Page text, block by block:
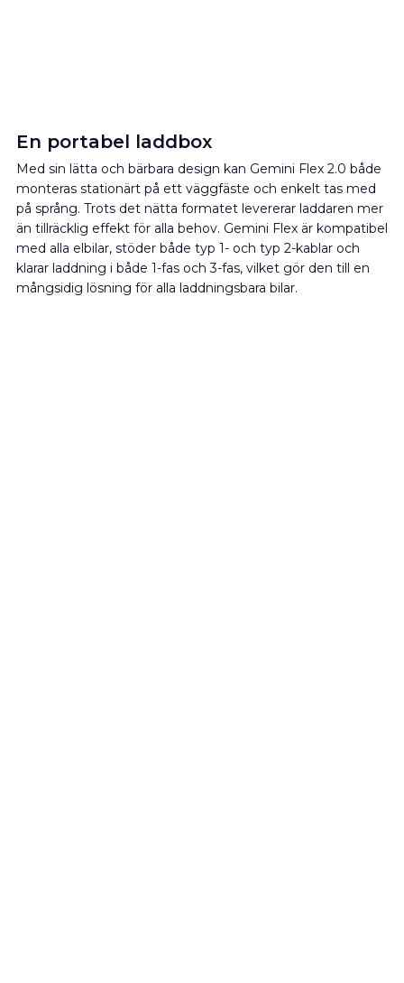
En portabel laddbox
Med sin lätta och bärbara design kan Gemini Flex 2.0 både
monteras stationärt på ett väggfäste och enkelt tas med
på språng. Trots det nätta formatet levererar laddaren mer
än tillräcklig effekt för alla behov. Gemini Flex är kompatibel
med alla elbilar, stöder både typ 1- och typ 2-kablar och
klarar laddning i både 1-fas och 3-fas, vilket gör den till en
mångsidig lösning för alla laddningsbara bilar.